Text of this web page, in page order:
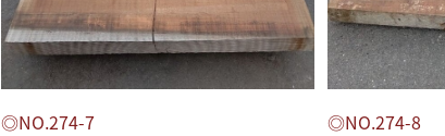
◎NO.274-7
◎NO.274-8